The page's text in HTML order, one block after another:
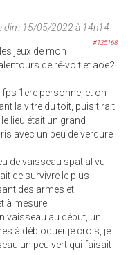
dim 15/05/2022 à 14h14
#125168
jeux de mon
de ré-volt et aoe2
1ere personne, et on
la vitre du toit, puis tirait
lieu était un grand
avec un peu de verdure
de vaisseau spatial vu
de survivre le plus
des armes et
à mesure.
vaisseau au début, un
à débloquer je crois, je
un peu vert qui faisait